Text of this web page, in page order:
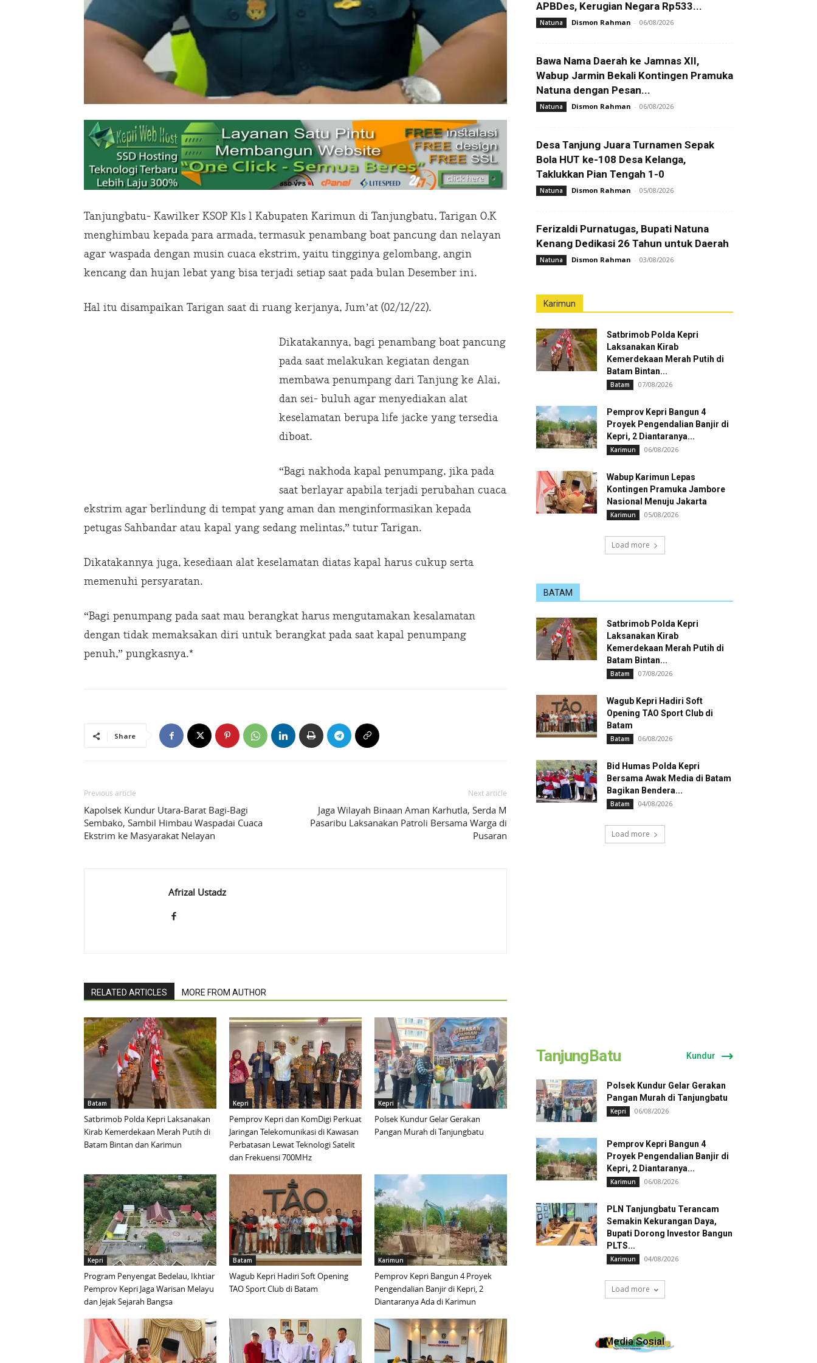
Tanjungbatu- Kawilker KSOP Kls l Kabupaten Karimun di Tanjungbatu, Tarigan O.K
menghimbau kepada para armada, termasuk penambang boat pancung dan nelayan
agar waspada dengan musin cuaca ekstrim, yaitu tingginya gelombang, angin
kencang dan hujan lebat yang bisa terjadi setiap saat pada bulan Desember ini.
Hal itu disampaikan Tarigan saat di ruang kerjanya, Jum’at (02/12/22).
Dikatakannya, bagi penambang boat pancung
pada saat melakukan kegiatan dengan
membawa penumpang dari Tanjung ke Alai,
dan sei- buluh agar menyediakan alat
keselamatan berupa life jacke yang tersedia
diboat.
“Bagi nakhoda kapal penumpang, jika pada
saat berlayar apabila terjadi perubahan cuaca
ekstrim agar berlindung di tempat yang aman dan menginformasikan kepada
petugas Sahbandar atau kapal yang sedang melintas,” tutur Tarigan.
Dikatakannya juga, kesediaan alat keselamatan diatas kapal harus cukup serta
memenuhi persyaratan.
“Bagi penumpang pada saat mau berangkat harus mengutamakan kesalamatan
dengan tidak memaksakan diri untuk berangkat pada saat kapal penumpang
penuh,” pungkasnya.*
Share
Previous article
Kapolsek Kundur Utara-Barat Bagi-Bagi
Sembako, Sambil Himbau Waspadai Cuaca
Ekstrim ke Masyarakat Nelayan
Next article
Jaga Wilayah Binaan Aman Karhutla, Serda M
Pasaribu Laksanakan Patroli Bersama Warga di
Pusaran
Afrizal Ustadz
RELATED ARTICLES MORE FROM AUTHOR
Batam
Satbrimob Polda Kepri Laksanakan
Kirab Kemerdekaan Merah Putih di
Batam Bintan dan Karimun
Kepri
Pemprov Kepri dan KomDigi Perkuat
Jaringan Telekomunikasi di Kawasan
Perbatasan Lewat Teknologi Satelit
dan Frekuensi 700MHz
Kepri
Polsek Kundur Gelar Gerakan
Pangan Murah di Tanjungbatu
Kepri
Program Penyengat Bedelau, Ikhtiar
Pemprov Kepri Jaga Warisan Melayu
dan Jejak Sejarah Bangsa
Batam
Wagub Kepri Hadiri Soft Opening
TAO Sport Club di Batam
Karimun
Pemprov Kepri Bangun 4 Proyek
Pengendalian Banjir di Kepri, 2
Diantaranya Ada di Karimun
APBDes, Kerugian Negara Rp533...
Natuna Dismon Rahman - 06/08/2026
Bawa Nama Daerah ke Jamnas XII,
Wabup Jarmin Bekali Kontingen Pramuka
Natuna dengan Pesan...
Natuna Dismon Rahman - 06/08/2026
Desa Tanjung Juara Turnamen Sepak
Bola HUT ke-108 Desa Kelanga,
Taklukkan Pian Tengah 1-0
Natuna Dismon Rahman - 05/08/2026
Ferizaldi Purnatugas, Bupati Natuna
Kenang Dedikasi 26 Tahun untuk Daerah
Natuna Dismon Rahman - 03/08/2026
Karimun
Satbrimob Polda Kepri
Laksanakan Kirab
Kemerdekaan Merah Putih di
Batam Bintan...
Batam 07/08/2026
Pemprov Kepri Bangun 4
Proyek Pengendalian Banjir di
Kepri, 2 Diantaranya...
Karimun 06/08/2026
Wabup Karimun Lepas
Kontingen Pramuka Jambore
Nasional Menuju Jakarta
Karimun 05/08/2026
Load more
BATAM
Satbrimob Polda Kepri
Laksanakan Kirab
Kemerdekaan Merah Putih di
Batam Bintan...
Batam 07/08/2026
Wagub Kepri Hadiri Soft
Opening TAO Sport Club di
Batam
Batam 06/08/2026
Bid Humas Polda Kepri
Bersama Awak Media di Batam
Bagikan Bendera...
Batam 04/08/2026
Load more
TanjungBatu Kundur
Polsek Kundur Gelar Gerakan
Pangan Murah di Tanjungbatu
Kepri 06/08/2026
Pemprov Kepri Bangun 4
Proyek Pengendalian Banjir di
Kepri, 2 Diantaranya...
Karimun 06/08/2026
PLN Tanjungbatu Terancam
Semakin Kekurangan Daya,
Bupati Dorong Investor Bangun
PLTS...
Karimun 04/08/2026
Load more
Media Sosial